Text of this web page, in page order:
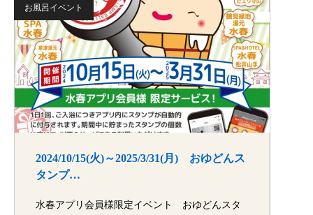
お風呂イベント
2024/10/15(火)～2025/3/31(月) おゆどんス
タンプ…
水春アプリ会員様限定イベント おゆどんスタ